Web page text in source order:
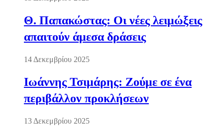
Θ. Παπακώστας: Οι νέες λειμώξεις
απαιτούν άμεσα δράσεις
14 Δεκεμβρίου 2025
Ιωάννης Τσιμάρης: Ζούμε σε ένα
περιβάλλον προκλήσεων
13 Δεκεμβρίου 2025